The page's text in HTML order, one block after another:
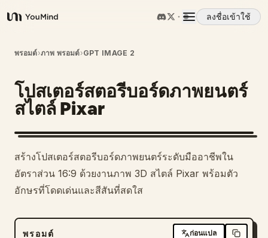
YouMind
ลงชื่อเข้าใช้
ภาพรวม
กรณีการใช้งาน
ทักษะ
พรอมต์
พรอมต์›ภาพ พรอมต์›GPT IMAGE 2
โปสเตอร์สตอรีบอร์ดภาพยนตร์
สไตล์ Pixar
สร้างโปสเตอร์สตอรีบอร์ดภาพยนตร์ระดับมืออาชีพใน
อัตราส่วน 16:9 ด้วยงานภาพ 3D สไตล์ Pixar พร้อมตัว
อักษรที่โดดเด่นและสีสันที่สดใส
พรอมต์ ก่อนแปล